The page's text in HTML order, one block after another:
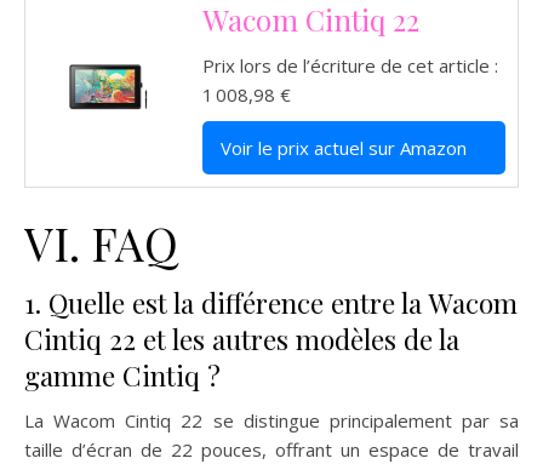
Wacom Cintiq 22
Prix lors de l’écriture de cet article :
1 008,98 €
Voir le prix actuel sur Amazon
VI. FAQ
1. Quelle est la différence entre la Wacom
Cintiq 22 et les autres modèles de la
gamme Cintiq ?
La Wacom Cintiq 22 se distingue principalement par sa
taille d’écran de 22 pouces, offrant un espace de travail